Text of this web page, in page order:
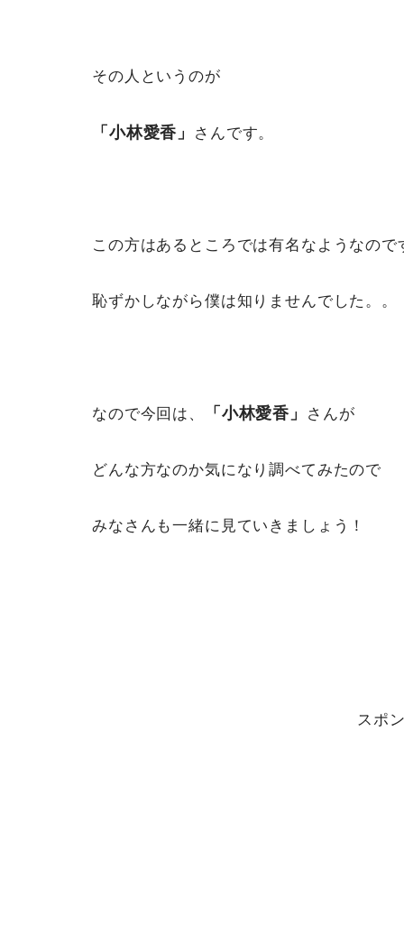
その人というのが
「小林愛香」 さんです。
この方はあるところでは有名なようなので
恥ずかしながら僕は知りませんでした。。
なので今回は、 「小林愛香」 さんが
どんな方なのか気になり調べてみたので
みなさんも一緒に見ていきましょう！
スポ